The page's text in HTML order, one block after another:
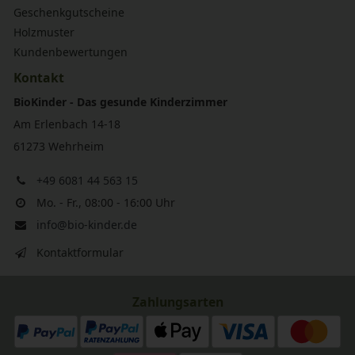
Geschenkgutscheine
Holzmuster
Kundenbewertungen
Kontakt
BioKinder - Das gesunde Kinderzimmer
Am Erlenbach 14-18
61273 Wehrheim
+49 6081 44 563 15
Mo. - Fr., 08:00 - 16:00 Uhr
info@bio-kinder.de
Kontaktformular
Zahlungsarten